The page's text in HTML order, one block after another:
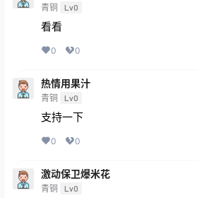
青铜 Lv0
看看
0 0
热情用果汁
青铜 Lv0
支持一下
0 0
激动保卫爆米花
青铜 Lv0